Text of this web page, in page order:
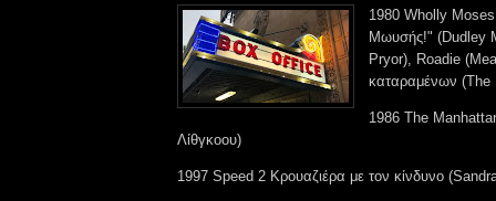
1980 Wholly
Μωυσής!" (Dudley
Pryor), Roadie
καταραμένων (The
1986 The
Λίθγκοου)
1997 Speed 2 Κρουαζιέρα με τον κίνδυνο